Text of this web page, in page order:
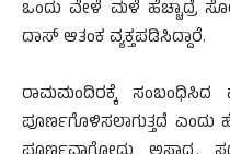
ಒಂದು ವೇಳೆ ಮಳೆ ಹೆಚ್ಚಾದ್ರೆ
ದಾಸ್ ಆತಂಕ ವ್ಯಕ್ತಪಡಿಸಿದ್ದಾರೆ.
ರಾಮಮಂದಿರಕ್ಕೆ ಸಂಬಂಧಿಸಿದ
ಪೂರ್ಣಗೊಳಿಸಲಾಗುತ್ತದೆ ಎಂದು